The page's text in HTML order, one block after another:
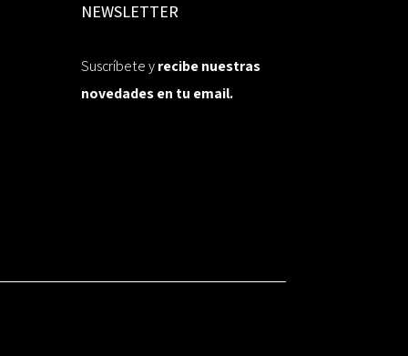
NEWSLETTER
Suscríbete yrecibe nuestras
novedades en tu email.